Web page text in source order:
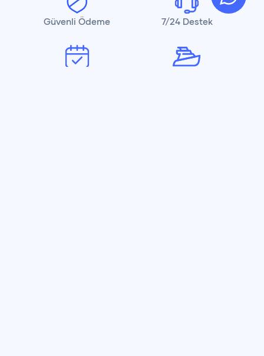
Güvenli Ödeme 7/24 Destek